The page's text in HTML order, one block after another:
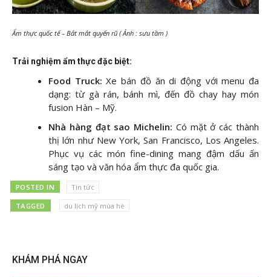
Ẩm thực quốc tế – Bắt mắt quyến rũ ( Ảnh : sưu tầm )
Trải nghiệm ẩm thực đặc biệt:
Food Truck: Xe bán đồ ăn di động với menu đa
dạng: từ gà rán, bánh mì, đến đồ chay hay món
fusion Hàn – Mỹ.
Nhà hàng đạt sao Michelin: Có mặt ở các thành
thị lớn như New York, San Francisco, Los Angeles.
Phục vụ các món fine-dining mang đậm dấu ấn
sáng tạo và văn hóa ẩm thực đa quốc gia.
POSTED IN Tin tức
TAGGED du lịch mỹ mùa hè
KHÁM PHÁ NGAY